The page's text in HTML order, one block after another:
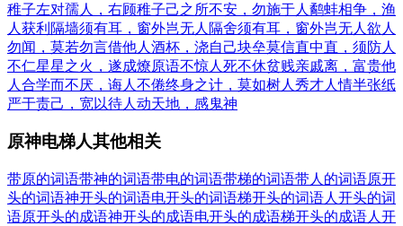
稚子左对孺人，右顾稚子己之所不安，勿施于人 鹬蚌相争，渔
人获利 隔墙须有耳，窗外岂无人 隔舍须有耳，窗外岂无人 欲人
勿闻，莫若勿言借他人酒杯，浇自己块垒莫信直中直，须防人
不仁星星之火，遂成燎原语不惊人死不休贫贱亲戚离，富贵他
人合学而不厌，诲人不倦终身之计，莫如树人 秀才人情半张纸
严于责己，宽以待人 动天地，感鬼神
原神电梯人其他相关
带原的词语带神的词语带电的词语带梯的词语带人的词语原开
头的词语神开头的词语电开头的词语梯开头的词语人开头的词
语原开头的成语神开头的成语电开头的成语梯开头的成语人开